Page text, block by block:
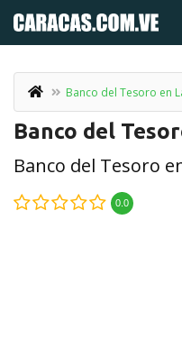
Banco del Tesoro en
Banco del
Banco del Tesoro
0.0